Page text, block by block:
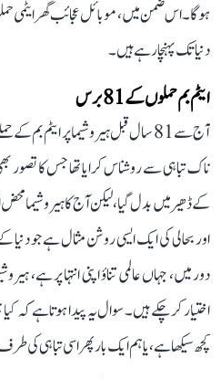
ہوگا۔ اس ضمن میں، موبائل عجائب گھر ایٹمی
دنیا تک پہنچا رہے ہیں۔
ایٹم بم حملوں کے 81 برس
آج سے 81 سال قبل ہیروشیما پر ایٹم
ناک تباہی سے روشناس کرایا تھا جس کا تصور
کے ڈھیر میں بدل گیا، لیکن آج کا ہیروشیما محض
اور بحالی کی ایک ایسی روشن مثال ہے جو
دور میں، جہاں عالمی تناؤ اپنی انتہا پر ہے،
اختیار کر چکے ہیں۔ سوال یہ پیدا ہوتا ہے کہ
کچھ سیکھا ہے، یا ہم ایک بار پھر اسی تباہی کی